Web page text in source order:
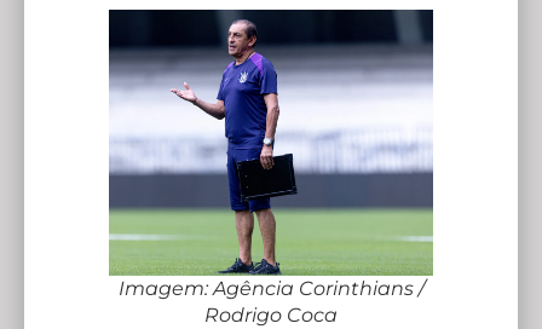
Imagem: Agência Corinthians /
Rodrigo Coca